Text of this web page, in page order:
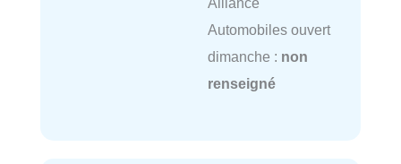
Automobiles ouvert
dimanche : non
renseigné